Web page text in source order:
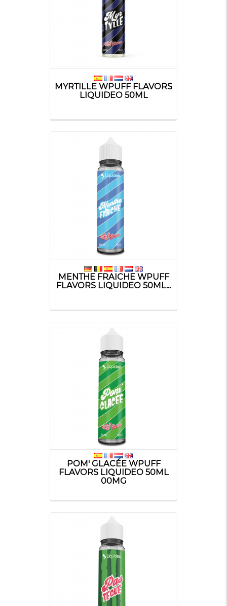
MYRTILLE WPUFF FLAVORS
LIQUIDEO 50ML
MENTHE FRAICHE WPUFF
FLAVORS LIQUIDEO 50ML...
POM' GLACÉE WPUFF
FLAVORS LIQUIDEO 50ML
00MG